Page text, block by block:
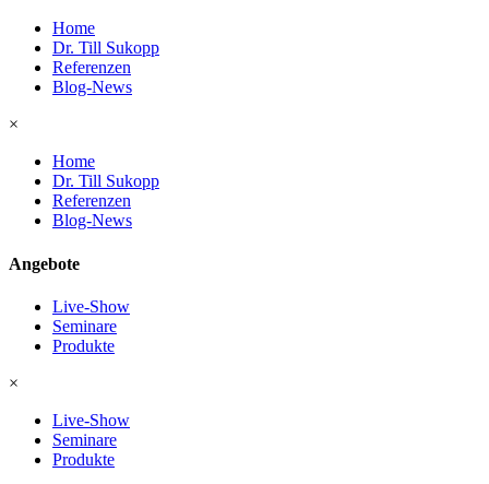
Home
Dr. Till Sukopp
Referenzen
Blog-News
×
Home
Dr. Till Sukopp
Referenzen
Blog-News
Angebote
Live-Show
Seminare
Produkte
×
Live-Show
Seminare
Produkte